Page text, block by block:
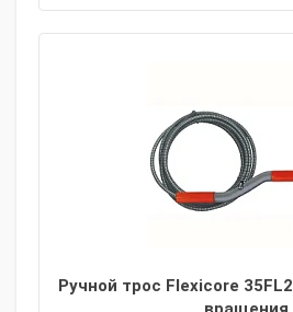
Ручной трос Flexicore